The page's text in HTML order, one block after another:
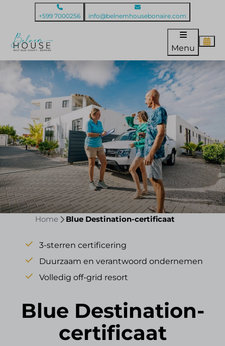
+599 7000256 info@belnemhousebonaire.com
Menu
Home Blue Destination-certificaat
3-sterren certificering
Duurzaam en verantwoord ondernemen
Volledig off-grid resort
Blue Destination-
certificaat